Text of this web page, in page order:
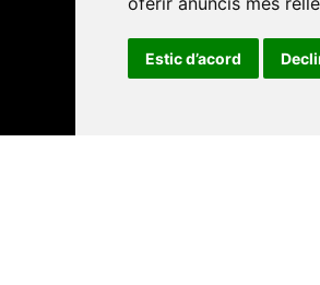
Estic d’acord